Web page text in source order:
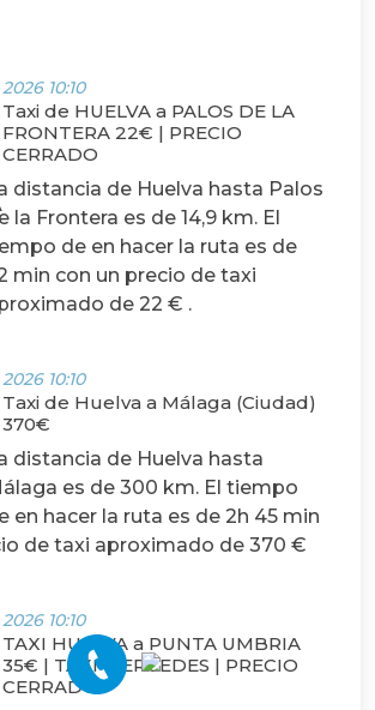
2026 10:10
Taxi de HUELVA a PALOS DE LA
FRONTERA 22€ | PRECIO
CERRADO
distancia de Huelva hasta Palos
la Frontera es de 14,9 km. El
de en hacer la ruta es de
min con un precio de taxi
de 22 € .
2026 10:10
Taxi de Huelva a Málaga (Ciudad)
370€
distancia de Huelva hasta
es de 300 km. El tiempo
en hacer la ruta es de 2h 45 min
de taxi aproximado de 370 €
2026 10:10
TAXI HUELVA a PUNTA UMBRIA
35€ | TAXI MERCEDES | PRECIO
CERRADO